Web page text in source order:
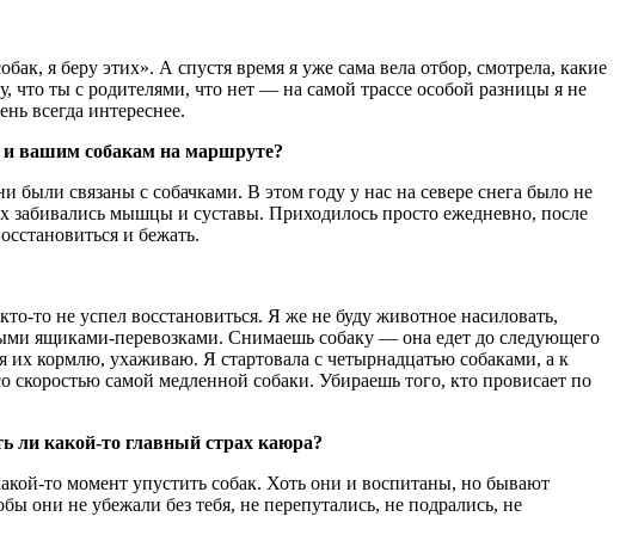
я беру этих». А спустя время я уже сама вела отбор, смотрела, какие
что ты с родителями, что нет — на самой трассе особой разницы я не
всегда интереснее.
и вашим собакам на маршруте?
связаны с собачками. В этом году у нас на севере снега было не
забивались мышцы и суставы. Приходилось просто ежедневно, после
и бежать.
то не успел восстановиться. Я же не буду животное насиловать,
ящиками-перевозками. Снимаешь собаку — она едет до следующего
их кормлю, ухаживаю. Я стартовала с четырнадцатью собаками, а к
скоростью самой медленной собаки. Убираешь того, кто провисает по
ли какой-то главный страх каюра?
то момент упустить собак. Хоть они и воспитаны, но бывают
они не убежали без тебя, не перепутались, не подрались, не